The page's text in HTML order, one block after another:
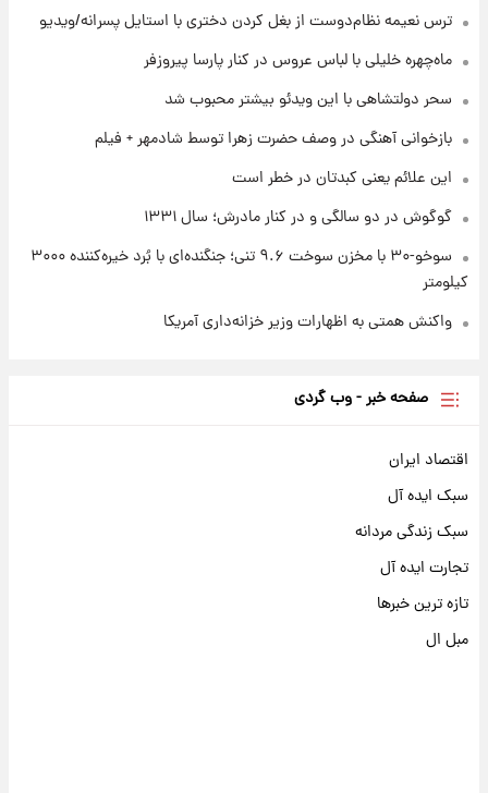
تیم را ترک کرد!
تصاویر کمتر دیده‌شده از شهیدان حاجی‌زاده و
ترس نعیمه نظام‌دوست از بغل کردن دختری با استایل پسرانه/ویدیو
ماه‌چهره خلیلی با لباس عروس در کنار پارسا پیروزفر
سحر دولتشاهی با این ویدئو بیشتر محبوب شد
بازخوانی آهنگی در وصف حضرت زهرا توسط شادمهر + فیلم
این علائم یعنی کبدتان در خطر است
گوگوش در دو سالگی و در کنار مادرش؛ سال ۱۳۳۱
سوخو-۳۰ با مخزن سوخت ۹.۶ تنی؛ جنگنده‌ای با بُرد خیره‌کننده ۳۰۰۰
کیلومتر
واکنش همتی به اظهارات وزیر خزانه‌داری آمریکا
صفحه خبر - وب گردی
اقتصاد ایران
سبک ایده آل
سبک زندگی مردانه
تجارت ایده آل
تازه ترین خبرها
مبل ال